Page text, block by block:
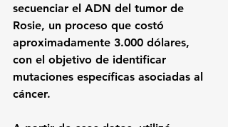
secuenciar el ADN del tumor de
Rosie, un proceso que costó
aproximadamente 3.000 dólares,
con el objetivo de identificar
mutaciones específicas asociadas al
cáncer.